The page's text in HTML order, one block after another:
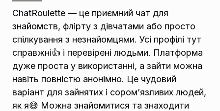
ChatRoulette — це приємний чат для
знайомств, флірту з дівчатами або просто
спілкування з незнайомцями. Усі профілі тут
справжні👍 і перевірені людьми. Платформа
дуже проста у використанні, а зайти можна
навіть повністю анонімно. Це чудовий
варіант для зайнятих і сором’язливих людей,
як я😅 Можна знайомитися та знаходити